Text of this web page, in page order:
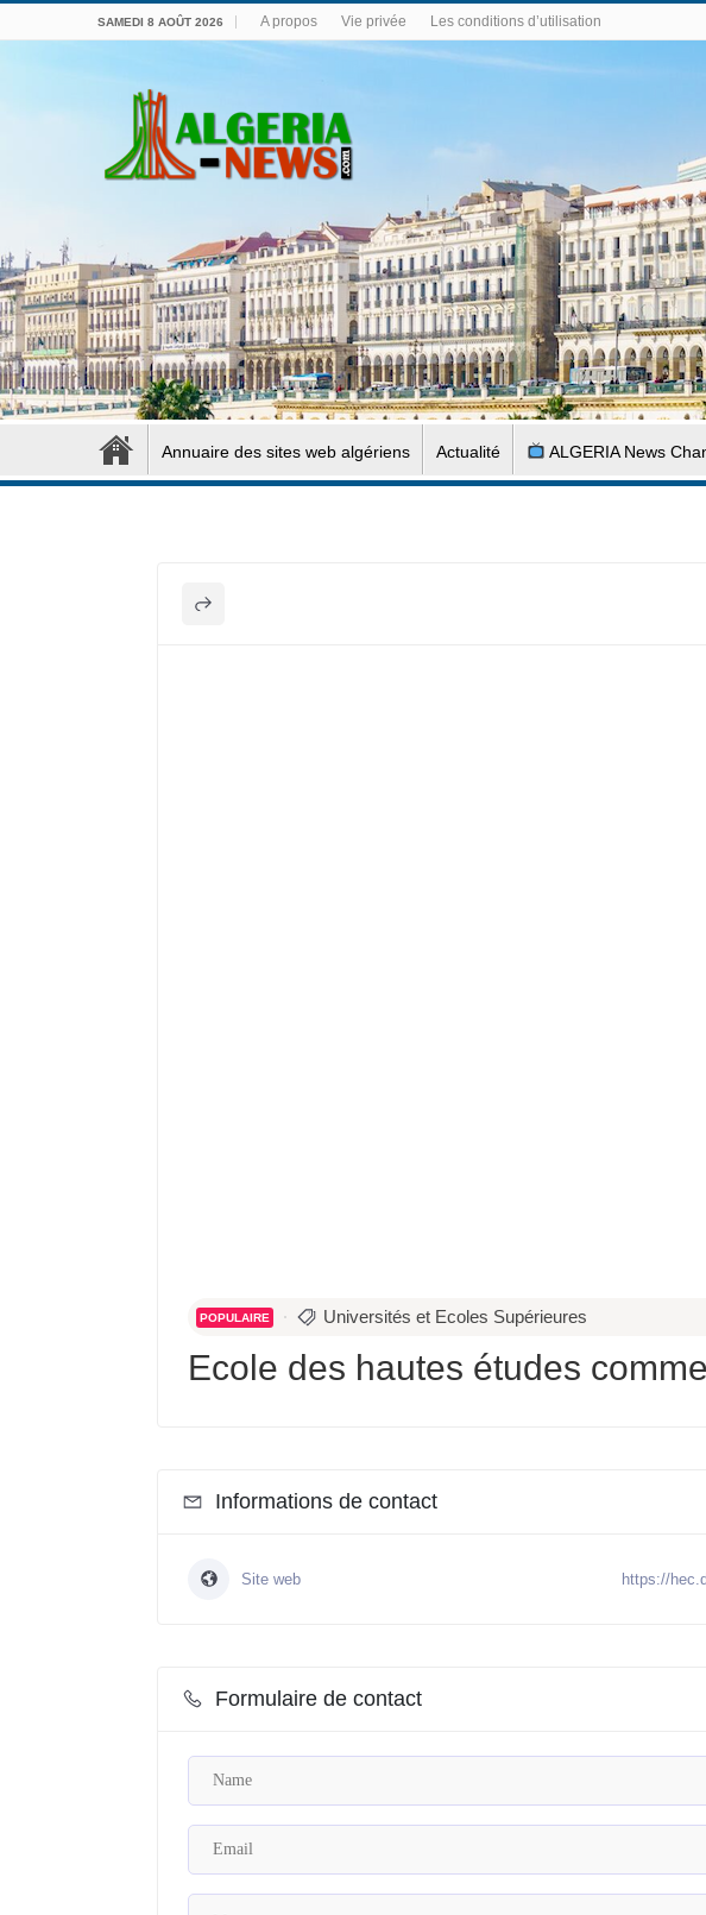
SAMEDI 8 AOÛT 2026 A propos Vie privée Les conditions d’utilisation
Annuaire des sites web algériens Actualité ALGERIA News
POPULAIRE Universités et Ecoles Supérieures
Ecole des hautes études
Informations de contact
Site web https://
Formulaire de contact